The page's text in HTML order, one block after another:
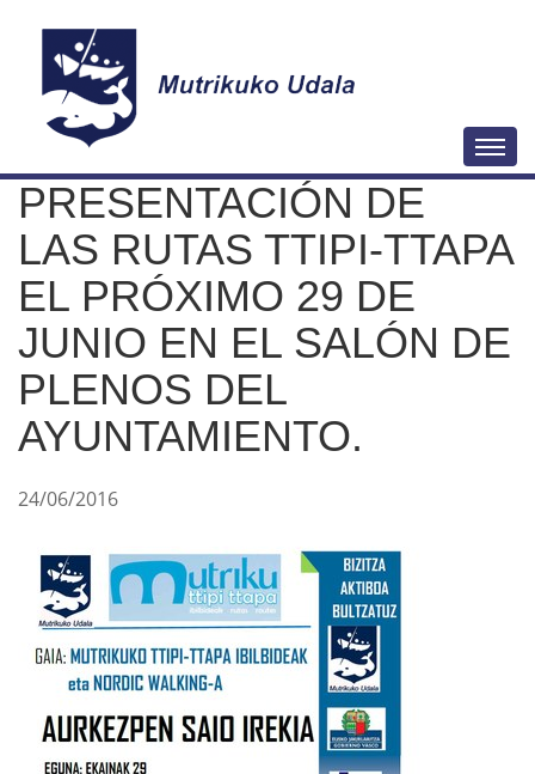
a
PRESENTACIÓN DE
LAS RUTAS TTIPI-TTAPA
EL PRÓXIMO 29 DE
JUNIO EN EL SALÓN DE
PLENOS DEL
AYUNTAMIENTO.
24/06/2016